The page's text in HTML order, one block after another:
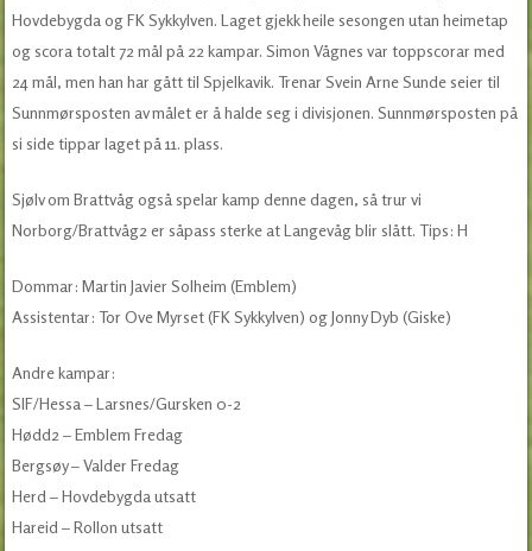
Hovdebygda og FK Sykkylven. Laget gjekk heile sesongen utan heimetap
og scora totalt 72 mål på 22 kampar. Simon Vågnes var toppscorar med
24 mål, men han har gått til Spjelkavik. Trenar Svein Arne Sunde seier til
Sunnmørsposten av målet er å halde seg i divisjonen. Sunnmørsposten på
si side tippar laget på 11. plass.
Sjølv om Brattvåg også spelar kamp denne dagen, så trur vi
Norborg/Brattvåg2 er såpass sterke at Langevåg blir slått. Tips: H
Dommar: Martin Javier Solheim (Emblem)
Assistentar: Tor Ove Myrset (FK Sykkylven) og Jonny Dyb (Giske)
Andre kampar:
SIF/Hessa – Larsnes/Gursken 0-2
Hødd2 – Emblem Fredag
Bergsøy – Valder Fredag
Herd – Hovdebygda utsatt
Hareid – Rollon utsatt